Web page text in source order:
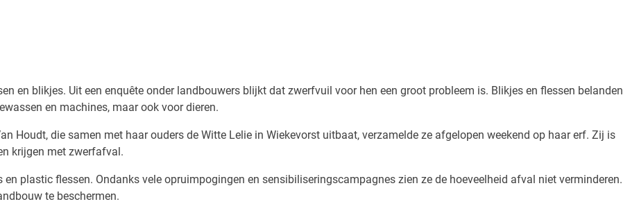
en blikjes. Uit een enquête onder landbouwers blijkt dat zwerfvuil voor hen een groot probleem is. Blikjes en flessen belanden
en machines, maar ook voor dieren.
Houdt, die samen met haar ouders de Witte Lelie in Wiekevorst uitbaat, verzamelde ze afgelopen weekend op haar erf. Zij is
krijgen met zwerfafval.
plastic flessen. Ondanks vele opruimpogingen en sensibiliseringscampagnes zien ze de hoeveelheid afval niet verminderen.
te beschermen.